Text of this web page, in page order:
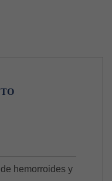
hemorroides y